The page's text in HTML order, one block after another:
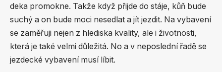
deka promokne. Takže když přijde do stáje, kůň bude
suchý a on bude moci nesedlat a jít jezdit. Na vybavení
se zaměřuji nejen z hlediska kvality, ale i životnosti,
která je také velmi důležitá. No a v neposlední řadě se
jezdecké vybavení musí líbit.